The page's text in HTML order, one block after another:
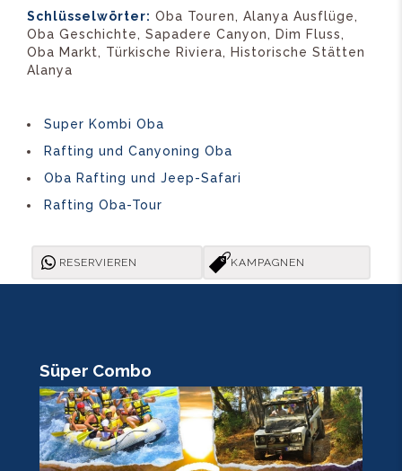
Schlüsselwörter: Oba Touren, Alanya Ausflüge,
Oba Geschichte, Sapadere Canyon, Dim Fluss,
Oba Markt, Türkische Riviera, Historische Stätten
Alanya
Super Kombi Oba
Rafting und Canyoning Oba
Oba Rafting und Jeep-Safari
Rafting Oba-Tour
RESERVIEREN KAMPAGNEN
Süper Combo